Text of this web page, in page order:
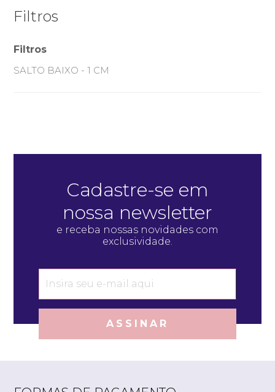
Filtros
Filtros
SALTO BAIXO - 1 CM
Cadastre-se em
nossa newsletter
e receba nossas novidades com
exclusividade.
ASSINAR